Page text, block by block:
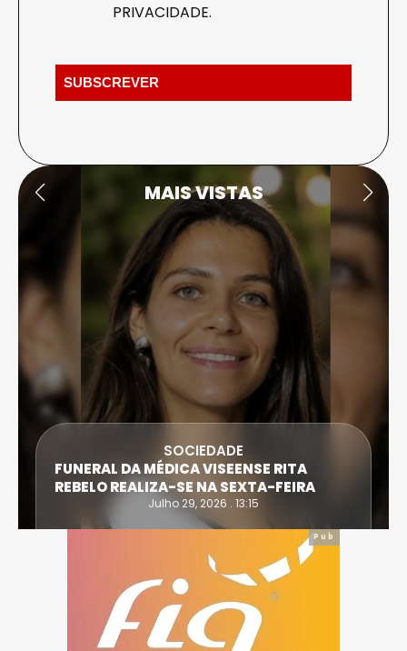
PRIVACIDADE.
MAIS VISTAS
SOCIEDADE
FUNERAL DA MÉDICA VISEENSE RITA
REBELO REALIZA-SE NA SEXTA-FEIRA
Julho 29, 2026 . 13:15
Pub